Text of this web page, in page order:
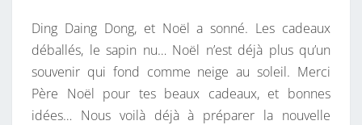
Ding Daing Dong, et Noël a sonné. Les cadeaux
déballés, le sapin nu… Noël n’est déjà plus qu’un
souvenir qui fond comme neige au soleil. Merci
Père Noël pour tes beaux cadeaux, et bonnes
idées… Nous voilà déjà à préparer la nouvelle